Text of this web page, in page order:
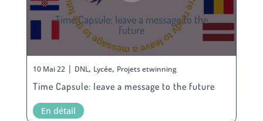
Time Capsule: leave a message to the
future
10 Mai 22| DNL, Lycée, Projets etwinning
Time Capsule: leave a message to the future
En détail